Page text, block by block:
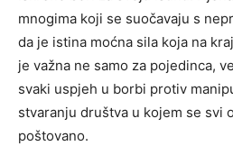
mnogima koji se suočavaju s
da je istina moćna sila koja na
je važna ne samo za pojedinca,
svaki uspjeh u borbi protiv
stvaranju društva u kojem se svi
poštovano.